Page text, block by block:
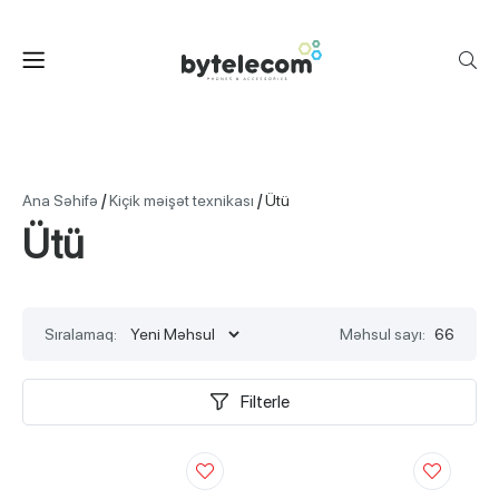
Ana Səhifə /Kiçik məişət texnikası /Ütü
Ütü
Sıralamaq: Məhsul sayı: 66
Filterle